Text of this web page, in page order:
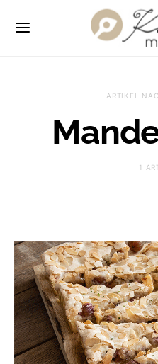
ARTIKEL
1